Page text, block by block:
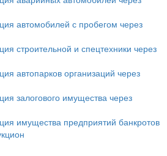
автомобилей с пробегом через
строительной и спецтехники через
автопарков организаций через
залогового имущества через
имущества предприятий банкротов